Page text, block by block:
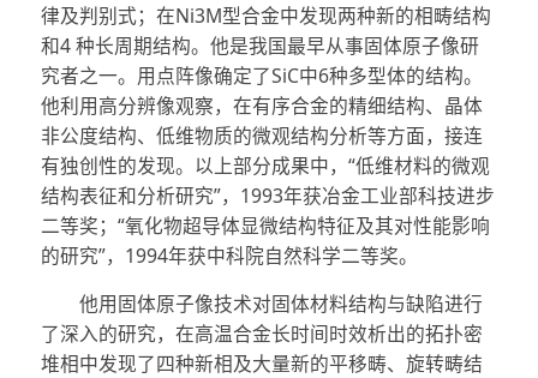
律及判别式；在Ni3M型合金中发现两种新的相畴结构
和4 种长周期结构。他是我国最早从事固体原子像研
究者之一。用点阵像确定了SiC中6种多型体的结构。
他利用高分辨像观察，在有序合金的精细结构、晶体
非公度结构、低维物质的微观结构分析等方面，接连
有独创性的发现。以上部分成果中，“低维材料的微观
结构表征和分析研究”，1993年获冶金工业部科技进步
二等奖；“氧化物超导体显微结构特征及其对性能影响
的研究”，1994年获中科院自然科学二等奖。
他用固体原子像技术对固体材料结构与缺陷进行
了深入的研究，在高温合金长时间时效析出的拓扑密
堆相中发现了四种新相及大量新的平移畴、旋转畴结